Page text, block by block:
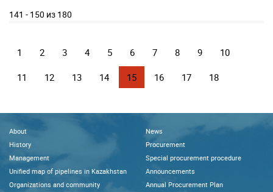
141 - 150 из 180
1 2 3 4 5 6 7 8 9 10
11 12 13 14 15 16 17 18
About
History
Management
Unified map of pipelines in Kazakhstan
Organizations and community
News
Procurement
Special procurement procedure
Announcements
Annual Procurement Plan